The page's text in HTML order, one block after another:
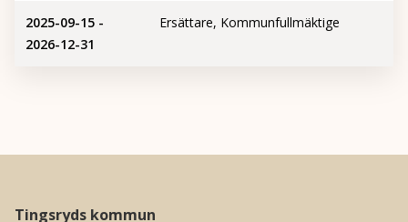
2025-09-15 -
2026-12-31
Ersättare, Kommunfullmäktige
Tingsryds kommun